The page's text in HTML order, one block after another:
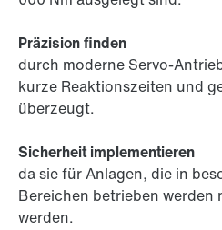
Präzision finden
durch moderne Servo-
kurze Reaktionszeiten und
überzeugt.
Sicherheit implementieren
da sie für Anlagen, die in
Bereichen betrieben werden
werden.